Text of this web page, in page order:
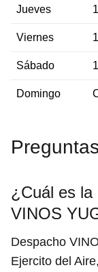
Jueves
Viernes
Sábado
Domingo
¿Cuál es la
VINOS
Despacho
Ejercito del